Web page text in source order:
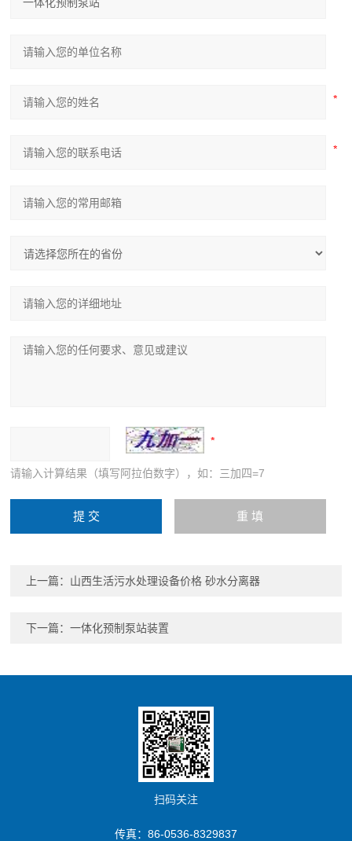
请输入计算结果（填写阿拉伯数字），如：三加四=7
上一篇： 山西生活污水处理设备价格 砂水分离器
下一篇：一体化预制泵站装置
扫码关注
传真：86-0536-8329837